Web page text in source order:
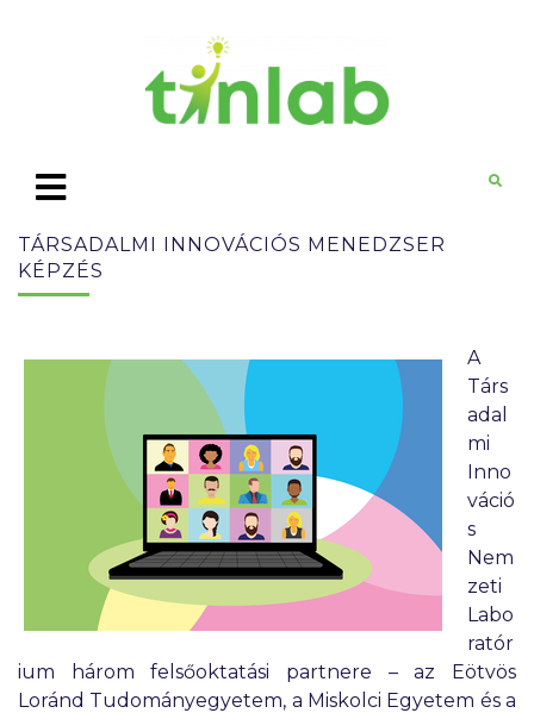
TÁRSADALMI INNOVÁCIÓS MENEDZSER
KÉPZÉS
A
Társ
adal
mi
Inno
váció
s
Nem
zeti
Labo
ratór
ium három felsőoktatási partnere – az Eötvös
Loránd Tudományegyetem, a Miskolci Egyetem és a